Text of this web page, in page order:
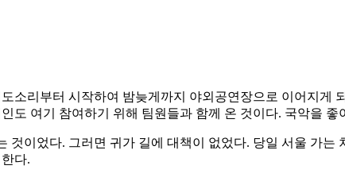
소리부터 시작하여 밤늦게까지 야외공연장으로 이어지게
도 여기 참여하기 위해 팀원들과 함께 온 것이다. 국악을
것이었다. 그러면 귀가 길에 대책이 없었다. 당일 서울 가
다.